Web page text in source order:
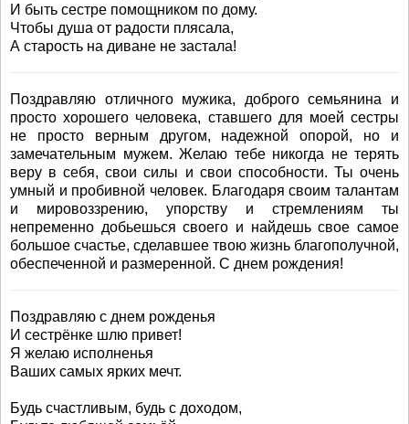
И быть сестре помощником по дому.
Чтобы душа от радости плясала,
А старость на диване не застала!
Поздравляю отличного мужика, доброго семьянина и
просто хорошего человека, ставшего для моей сестры
не просто верным другом, надежной опорой, но и
замечательным мужем. Желаю тебе никогда не терять
веру в себя, свои силы и свои способности. Ты очень
умный и пробивной человек. Благодаря своим талантам
и мировоззрению, упорству и стремлениям ты
непременно добьешься своего и найдешь свое самое
большое счастье, сделавшее твою жизнь благополучной,
обеспеченной и размеренной. С днем рождения!
Поздравляю с днем рожденья
И сестрёнке шлю привет!
Я желаю исполненья
Ваших самых ярких мечт.
Будь счастливым, будь с доходом,